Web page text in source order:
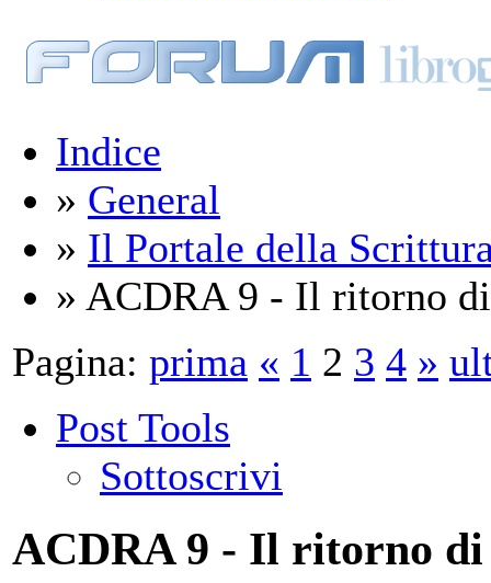
Indice
» General
» Il Portale della
» ACDRA 9 - Il ritorno
Pagina: prima « 1 2 3 4 »
Post Tools
Sottoscrivi
ACDRA 9 - Il ritorno